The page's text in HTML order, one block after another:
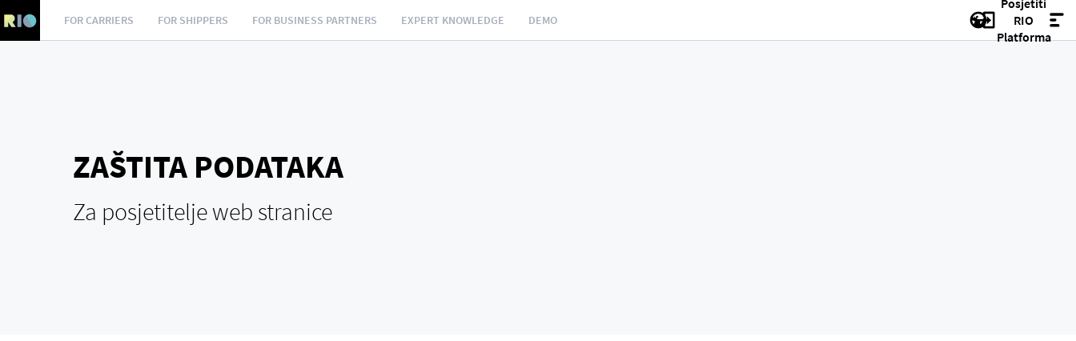
FOR CARRIERS FOR SHIPPERS FOR BUSINESS PARTNERS EXPERT KNOWLEDGE DEMO
RIO
Platforma
ZAŠTITA PODATAKA
Za posjetitelje web stranice